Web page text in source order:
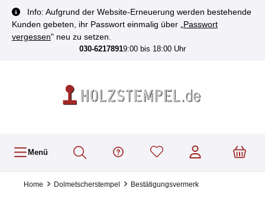
springen
Info: Aufgrund der Website-Erneuerung werden bestehende
Kunden gebeten, ihr Passwort einmalig über „ Passwort
vergessen" neu zu setzen.
030-62178919:00 bis 18:00 Uhr
Menü
Home Dolmetscherstempel Bestätigungsvermerk